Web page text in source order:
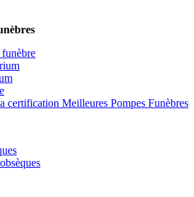
certification Meilleures Pompes Funèbres